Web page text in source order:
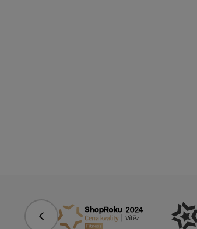
Předchozí